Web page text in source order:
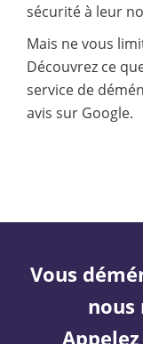
sécurité à leur
Mais ne vous
Découvrez ce
service de
avis sur Google.
Vous
nous